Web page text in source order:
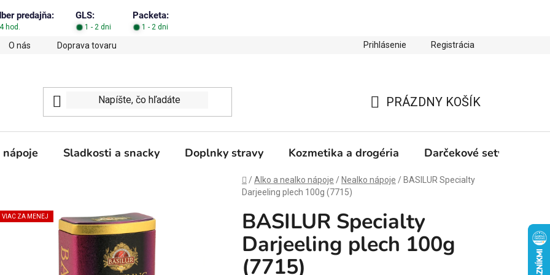
predajňa: GLS: Packeta:
hod. 1 - 2 dni 1 - 2 dni
O nás Doprava tovaru Podmienky ochrany osobných údajov Zľava 10 % na prvý nákup
Prihlásenie Registrácia
KOŠÍK
PRÁZDNY KOŠÍK
Sladkosti a snacky Doplnky stravy Kozmetika a drogéria Darčekové sety
Domov
/Alko a nealko nápoje / Nealko nápoje / BASILUR Specialty
Darjeeling plech 100g (7715)
BASILUR Specialty
Darjeeling plech 100g
(7715)
VIAC ZA MENEJ